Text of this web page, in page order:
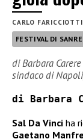
CARLO FARICCIOTTI
FESTIVAL DI
di Barbara
sindaco di
di Barbara
Sal Da Vinci ha
Gaetano